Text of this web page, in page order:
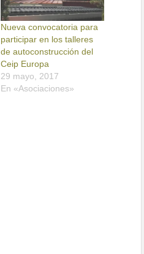
Nueva convocatoria para
participar en los talleres
de autoconstrucción del
Ceip Europa
29 mayo, 2017
En «Asociaciones»